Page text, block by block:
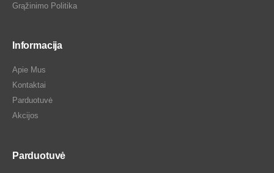
Grąžinimo Politika
Informacija
Apie Mus
Kontaktai
Parduotuvė
Akcijos
Parduotuvė